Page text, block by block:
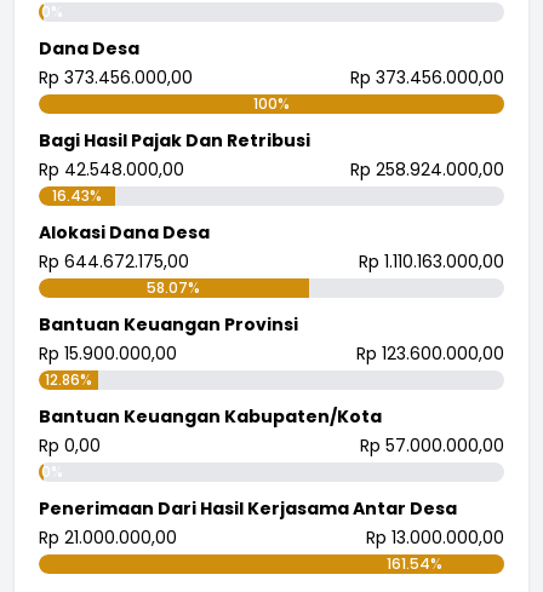
0%
Dana Desa
Rp 373.456.000,00
Rp 373.456.000,00
100%
Bagi Hasil Pajak Dan Retribusi
Rp 42.548.000,00
Rp 258.924.000,00
16.43%
Alokasi Dana Desa
Rp 644.672.175,00
Rp 1.110.163.000,00
58.07%
Bantuan Keuangan Provinsi
Rp 15.900.000,00
Rp 123.600.000,00
12.86%
Bantuan Keuangan Kabupaten/Kota
Rp 0,00
Rp 57.000.000,00
0%
Penerimaan Dari Hasil Kerjasama Antar Desa
Rp 21.000.000,00
Rp 13.000.000,00
161.54%